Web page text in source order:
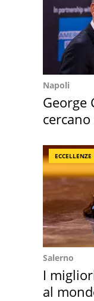
Napoli
George
cercano
ECCELLENZE
Salerno
I
al